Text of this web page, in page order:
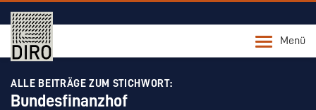
Menü
ALLE BEITRÄGE ZUM STICHWORT:
Bundesfinanzhof